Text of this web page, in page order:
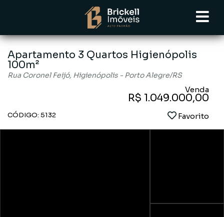
Apartamento 3 Quartos Higienópolis
100m²
Rua Coronel Feijó, Higienópolis - Porto Alegre/RS
Venda
R$ 1.049.000,00
CÓDIGO: 5132 Favorito